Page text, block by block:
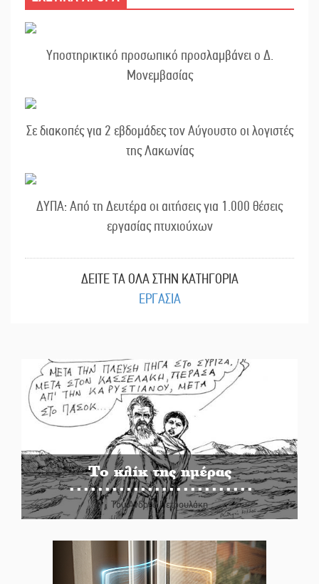
Υποστηρικτικό προσωπικό προσλαμβάνει ο Δ.
Μονεμβασίας
Σε διακοπές για 2 εβδομάδες τον Αύγουστο οι λογιστές
της Λακωνίας
ΔΥΠΑ: Από τη Δευτέρα οι αιτήσεις για 1.000 θέσεις
εργασίας πτυχιούχων
ΔΕΙΤΕ ΤΑ ΟΛΑ ΣΤΗΝ ΚΑΤΗΓΟΡΙΑ
ΕΡΓΑΣΙΑ
Το κλίκ της ημέρας
Του Ανδρέα Πετρουλάκη